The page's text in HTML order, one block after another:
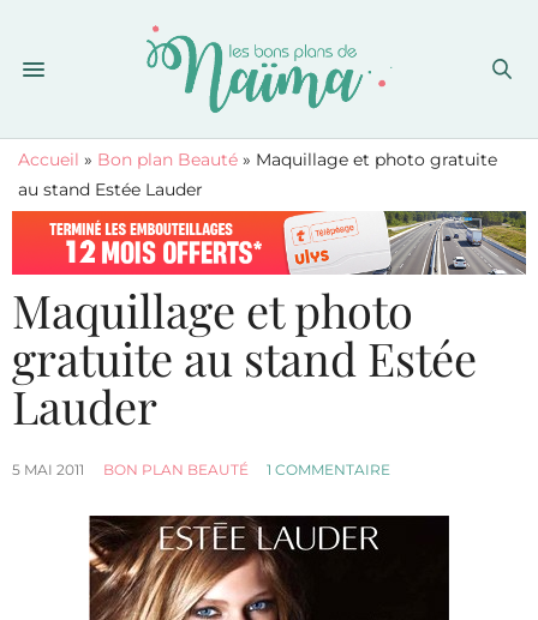
Accueil » Bon plan Beauté » Maquillage et photo gratuite
au stand Estée Lauder
Maquillage et photo
gratuite au stand Estée
Lauder
5 MAI 2011 BON PLAN BEAUTÉ 1 COMMENTAIRE